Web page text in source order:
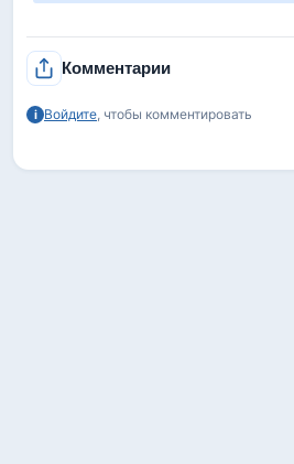
Комментарии
i Войдите, чтобы комментировать